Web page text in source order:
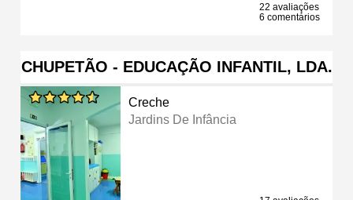
22 avaliações
6 comentários
CHUPETÃO - EDUCAÇÃO INFANTIL, LDA.
Creche
Jardins De Infância